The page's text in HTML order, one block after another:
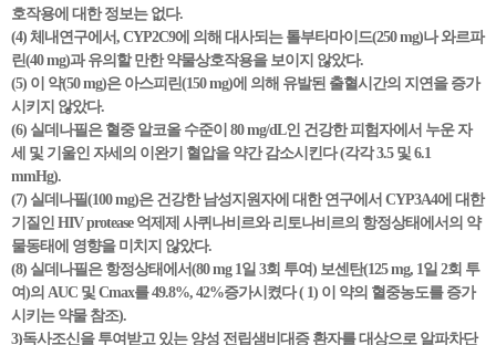
호작용에 대한 정보는 없다.
(4) 체내연구에서, CYP2C9에 의해 대사되는 톨부타마이드(250 mg)나 와르파
린(40 mg)과 유의할 만한 약물상호작용을 보이지 않았다.
(5) 이 약(50 mg)은 아스피린(150 mg)에 의해 유발된 출혈시간의 지연을 증가
시키지 않았다.
(6) 실데나필은 혈중 알코올 수준이 80 mg/dL인 건강한 피험자에서 누운 자
세 및 기울인 자세의 이완기 혈압을 약간 감소시킨다 (각각 3.5 및 6.1
mmHg).
(7) 실데나필(100 mg)은 건강한 남성지원자에 대한 연구에서 CYP3A4에 대한
기질인 HIV protease 억제제 사퀴나비르와 리토나비르의 항정상태에서의 약
물동태에 영향을 미치지 않았다.
(8) 실데나필은 항정상태에서(80 mg 1일 3회 투여) 보센탄(125 mg, 1일 2회 투
여)의 AUC 및 Cmax를 49.8%, 42%증가시켰다 ( 1) 이 약의 혈중농도를 증가
시키는 약물 참조).
3)독사조신을 투여받고 있는 양성 전립샘비대증 환자를 대상으로 알파차단